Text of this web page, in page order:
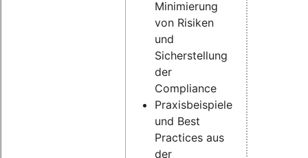
Minimierung
von Risiken
und
Sicherstellung
der
Compliance
Praxisbeispiele
und Best
Practices aus
der